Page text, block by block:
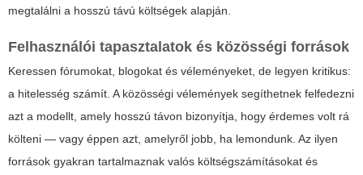
megtalálni a hosszú távú költségek alapján.
Felhasználói tapasztalatok és közösségi források
Keressen fórumokat, blogokat és véleményeket, de legyen kritikus:
a hitelesség számít. A közösségi vélemények segíthetnek felfedezni
azt a modellt, amely hosszú távon bizonyítja, hogy érdemes volt rá
költeni — vagy éppen azt, amelyről jobb, ha lemondunk. Az ilyen
források gyakran tartalmaznak valós költségszámításokat és